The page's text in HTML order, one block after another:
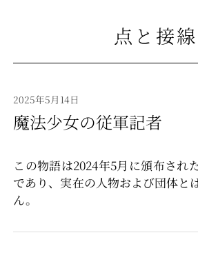
点と接線
2025年5月14日
魔法少女の従軍記者
この物語は2024年5月に頒布され
であり、実在の人物および団体と
ん。